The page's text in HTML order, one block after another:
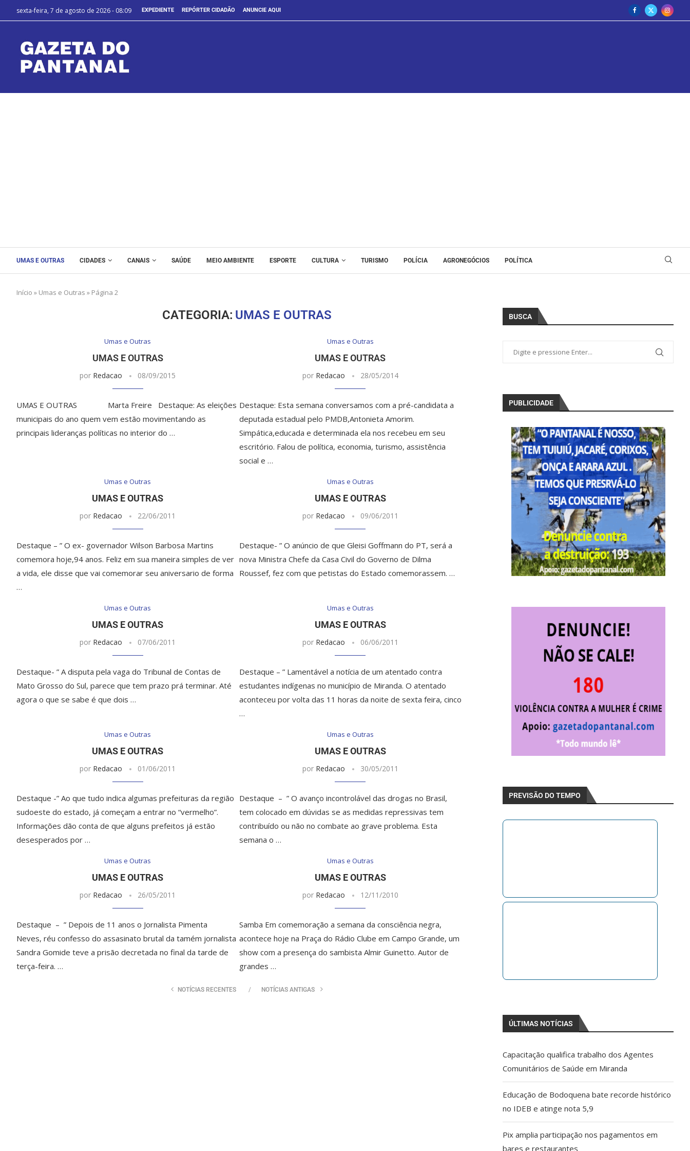
sexta-feira, 7 de agosto de 2026 - 08:09 EXPEDIENTE REPÓRTER CIDADÃO ANUNCIE AQUI
UMAS E OUTRAS CIDADES CANAIS SAÚDE MEIO AMBIENTE ESPORTE CULTURA TURISMO POLÍCIA AGRONEGÓCIOS POLÍTICA
Início » Umas e Outras » Página 2
CATEGORIA: UMAS E OUTRAS
Umas e Outras
UMAS E OUTRAS
por Redacao 08/09/2015
UMAS E OUTRAS Marta Freire Destaque: As eleições
municipais do ano quem vem estão movimentando as
principais lideranças políticas no interior do …
Umas e Outras
UMAS E OUTRAS
por Redacao 28/05/2014
Destaque: Esta semana conversamos com a pré-candidata a
deputada estadual pelo PMDB,Antonieta Amorim.
Simpática,educada e determinada ela nos recebeu em seu
escritório. Falou de política, economia, turismo, assistência
social e …
Umas e Outras
UMAS E OUTRAS
por Redacao 22/06/2011
Destaque – ” O ex- governador Wilson Barbosa Martins
comemora hoje,94 anos. Feliz em sua maneira simples de ver
a vida, ele disse que vai comemorar seu aniversario de forma
…
Umas e Outras
UMAS E OUTRAS
por Redacao 09/06/2011
Destaque- ” O anúncio de que Gleisi Goffmann do PT, será a
nova Ministra Chefe da Casa Civil do Governo de Dilma
Roussef, fez com que petistas do Estado comemorassem. …
Umas e Outras
UMAS E OUTRAS
por Redacao 07/06/2011
Destaque- ” A disputa pela vaga do Tribunal de Contas de
Mato Grosso do Sul, parece que tem prazo prá terminar. Até
agora o que se sabe é que dois …
Umas e Outras
UMAS E OUTRAS
por Redacao 06/06/2011
Destaque – ” Lamentável a notícia de um atentado contra
estudantes indígenas no município de Miranda. O atentado
aconteceu por volta das 11 horas da noite de sexta feira, cinco
…
Umas e Outras
UMAS E OUTRAS
por Redacao 01/06/2011
Destaque -” Ao que tudo indica algumas prefeituras da região
sudoeste do estado, já começam a entrar no “vermelho”.
Informações dão conta de que alguns prefeitos já estão
desesperados por …
Umas e Outras
UMAS E OUTRAS
por Redacao 30/05/2011
Destaque – ” O avanço incontrolável das drogas no Brasil,
tem colocado em dúvidas se as medidas repressivas tem
contribuído ou não no combate ao grave problema. Esta
semana o …
Umas e Outras
UMAS E OUTRAS
por Redacao 26/05/2011
Destaque – ” Depois de 11 anos o Jornalista Pimenta
Neves, réu confesso do assasinato brutal da tamém jornalista
Sandra Gomide teve a prisão decretada no final da tarde de
terça-feira. …
Umas e Outras
UMAS E OUTRAS
por Redacao 12/11/2010
Samba Em comemoração a semana da consciência negra,
acontece hoje na Praça do Rádio Clube em Campo Grande, um
show com a presença do sambista Almir Guinetto. Autor de
grandes …
NOTÍCIAS RECENTES NOTÍCIAS ANTIGAS
BUSCA
PUBLICIDADE
PREVISÃO DO TEMPO
ÚLTIMAS NOTÍCIAS
Capacitação qualifica trabalho dos Agentes
Comunitários de Saúde em Miranda
Educação de Bodoquena bate recorde histórico
no IDEB e atinge nota 5,9
Pix amplia participação nos pagamentos em
bares e restaurantes